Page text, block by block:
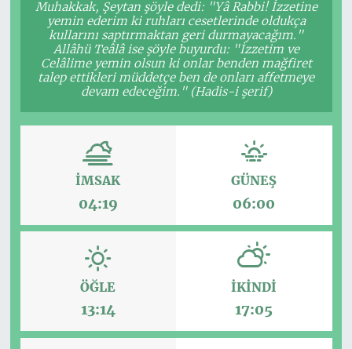
Muhakkak, Şeytan şöyle dedi: "Yâ Rabbi! İzzetine
yemin ederim ki ruhları cesetlerinde oldukça
kullarını saptırmaktan geri durmayacağım."
Allâhü Teâlâ ise şöyle buyurdu: "İzzetim ve
Celâlime yemin olsun ki onlar benden mağfiret
talep ettikleri müddetçe ben de onları affetmeye
devam edeceğim." (Hadis-i şerif)
İMSAK
04:19
GÜNEŞ
06:00
ÖĞLE
13:14
İKINDI
17:05